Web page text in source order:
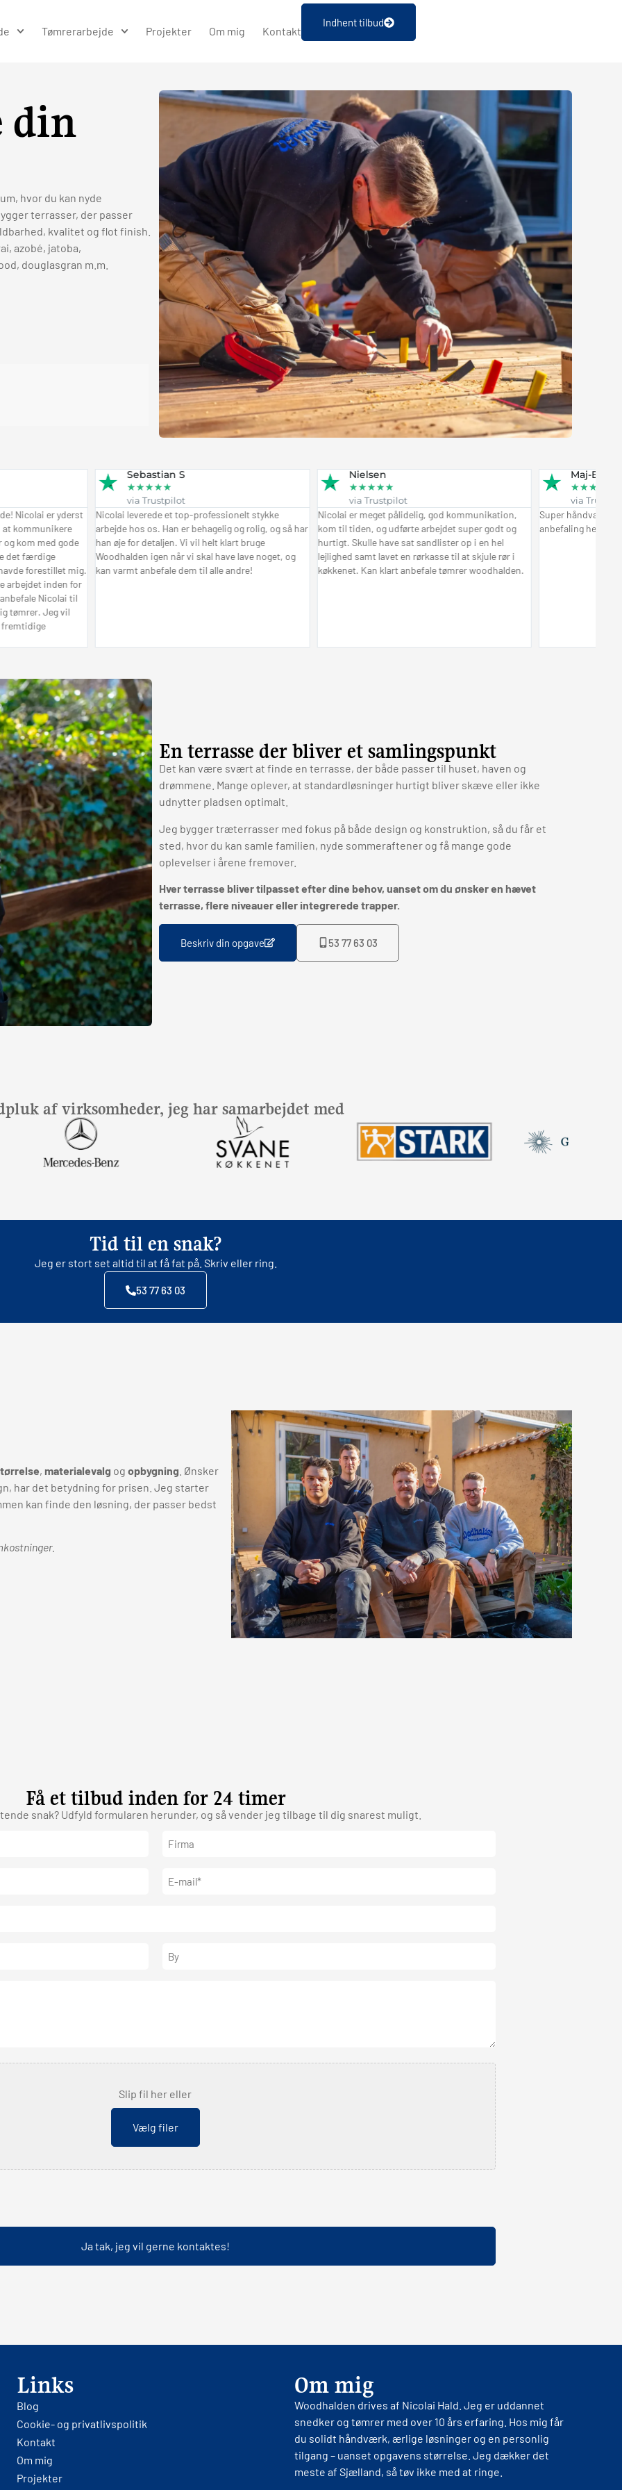
Tømrerarbejde Projekter Om mig Kontakt
Indhent tilbud
din
hvor du kan nyde
terrasser, der passer
kvalitet og flot finish.
azobé, jatoba,
douglasgran m.m.
er yderst
med gode
mig.
inden for
Nicolai til
Jeg vil
Sebastian S
★★★ ★★
via Trustpilot
Nicolai leverede et top-professionelt stykke
arbejde hos os. Han er behagelig og rolig, og så har
han øje for detaljen. Vi vil helt klart bruge
Woodhalden igen når vi skal have lave noget, og
kan varmt anbefale dem til alle andre!
Nielsen
★★ ★★
via Trustpilot
Nicolai er meget pålidelig, god kommunikation,
kom til tiden, og udførte arbejdet super godt og
hurtigt. Skulle have sat sandlister op i en hel
lejlighed samt lavet en rørkasse til at skjule rør i
køkkenet. Kan klart anbefale tømrer woodhalden.
Maj-Britt
★★ ★★
via Trustpilot
Super håndværk, levering
anbefaling herfra Maj-Britt
En terrasse der bliver et samlingspunkt
Det kan være svært at finde en terrasse, der både passer til huset, haven og
drømmene. Mange oplever, at standardløsninger hurtigt bliver skæve eller ikke
udnytter pladsen optimalt.
Jeg bygger træterrasser med fokus på både design og konstruktion, så du får et
sted, hvor du kan samle familien, nyde sommeraftener og få mange gode
oplevelser i årene fremover.
Hver terrasse bliver tilpasset efter dine behov, uanset om du ønsker en hævet
terrasse, flere niveauer eller integrerede trapper.
Beskriv din opgave 53 77 63 03
af virksomheder, jeg har samarbejdet med
Tid til en snak?
Jeg er stort set altid til at få fat på. Skriv eller ring.
53 77 63 03
, materialevalg og opbygning . Ønsker
har det betydning for prisen. Jeg starter
kan finde den løsning, der passer bedst
Få et tilbud inden for 24 timer
snak? Udfyld formularen herunder, og så vender jeg tilbage til dig snarest muligt.
mail
Slip fil her eller
Vælg filer
Links
Blog
Cookie- og privatlivspolitik
Kontakt
Om mig
Projekter
Om mig
Woodhalden drives af Nicolai Hald. Jeg er uddannet
snedker og tømrer med over 10 års erfaring. Hos mig får
du solidt håndværk, ærlige løsninger og en personlig
tilgang – uanset opgavens størrelse. Jeg dækker det
meste af Sjælland, så tøv ikke med at ringe.